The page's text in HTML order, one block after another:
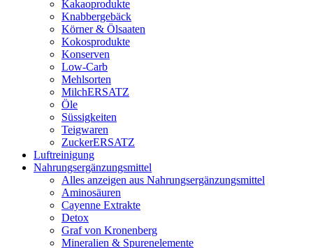
Kakaoprodukte
Knabbergebäck
Körner & Ölsaaten
Kokosprodukte
Konserven
Low-Carb
Mehlsorten
MilchERSATZ
Öle
Süssigkeiten
Teigwaren
ZuckerERSATZ
Luftreinigung
Nahrungsergänzungsmittel
Alles anzeigen aus Nahrungsergänzungsmittel
Aminosäuren
Cayenne Extrakte
Detox
Graf von Kronenberg
Mineralien & Spurenelemente